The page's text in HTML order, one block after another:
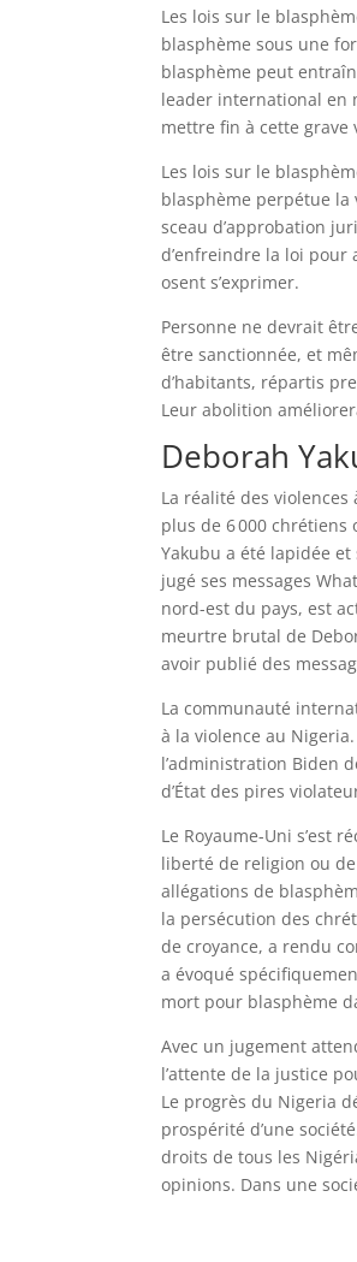
Les lois sur le
blasphème sous une
blasphème peut
leader international en
mettre fin à cette grave
Les lois sur le
blasphème perpétue la
sceau d’approbation
d’enfreindre la loi pour
osent s’exprimer.
Personne ne devrait
être sanctionnée, et
d’habitants, répartis
Leur abolition
Deborah
La réalité des
plus de 6 000
Yakubu a été lapidée
jugé ses messages
nord-est du pays, est
meurtre brutal de
avoir publié des
La communauté
à la violence au
l’administration Biden
d’État des pires
Le Royaume-Uni s’est
liberté de religion ou
allégations de
la persécution des
de croyance, a rendu
a évoqué
mort pour blasphème
Avec un jugement
l’attente de la justice
Le progrès du Nigeria
prospérité d’une
droits de tous les
opinions. Dans une